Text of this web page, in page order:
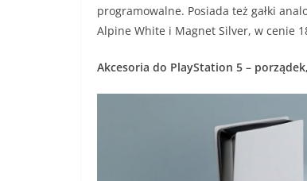
programowalne. Posiada też gałki
Alpine White i Magnet Silver, w cenie
Akcesoria do PlayStation 5 –